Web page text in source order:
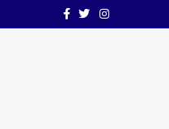
Facebook
TwitterInstagram